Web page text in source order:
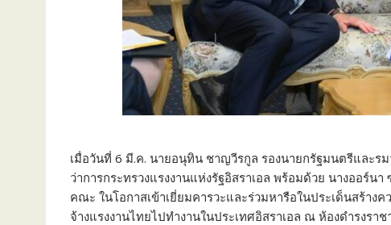
เมื่อวันที่ 6 มี.ค. นายอนุทิน ชาญวีรกูล รองนายกรัฐมนตรีและ
ว่าการกระทรวงแรงงานแห่งรัฐอิสราเอล พร้อมด้วย นางออร์น
คณะ ในโอกาสเข้าเยี่ยมคารวะและร่วมหารือในประเด็นสร้า
จ้างแรงงานไทยไปทำงานในประเทศอิสราเอล ณ ห้องดำรงร